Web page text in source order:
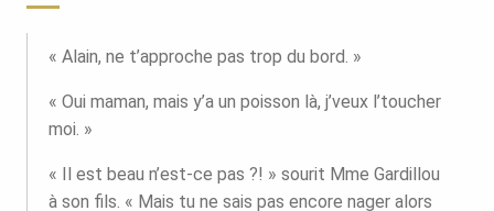
« Alain, ne t’approche pas trop du bord. »
« Oui maman, mais y’a un poisson là, j’veux l’toucher
moi. »
« Il est beau n’est-ce pas ?! » sourit Mme Gardillou
à son fils. « Mais tu ne sais pas encore nager alors